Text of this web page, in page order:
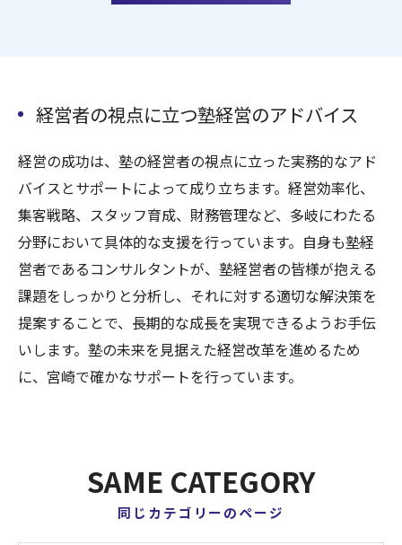
経営者の視点に立つ塾経営のアドバイス
経営の成功は、塾の経営者の視点に立った実務的なアド
バイスとサポートによって成り立ちます。経営効率化、
集客戦略、スタッフ育成、財務管理など、多岐にわたる
分野において具体的な支援を行っています。自身も塾経
営者であるコンサルタントが、塾経営者の皆様が抱える
課題をしっかりと分析し、それに対する適切な解決策を
提案することで、長期的な成長を実現できるようお手伝
いします。塾の未来を見据えた経営改革を進めるため
に、宮崎で確かなサポートを行っています。
同じカテゴリーのページ
SAME CATEGORY